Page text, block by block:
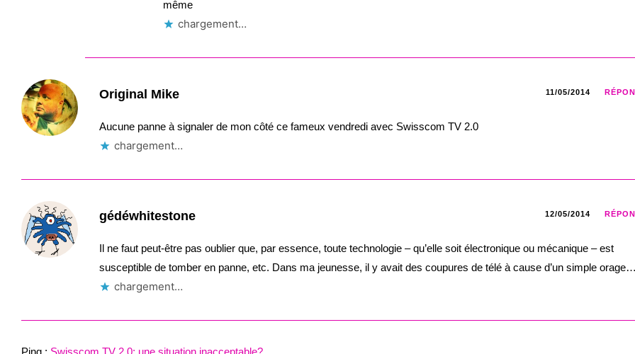
même
chargement…
Original Mike 11/05/2014
Aucune panne à signaler de mon côté ce fameux vendredi avec Swisscom TV 2.0
chargement…
gédéwhitestone 12/05/2014
Il ne faut peut-être pas oublier que, par essence, toute technologie – qu’elle soit électronique ou mécanique – est
susceptible de tomber en panne, etc. Dans ma jeunesse, il y avait des coupures de télé à cause d’un simple orage…
chargement…
Ping : Swisscom TV 2.0: une situation inacceptable?